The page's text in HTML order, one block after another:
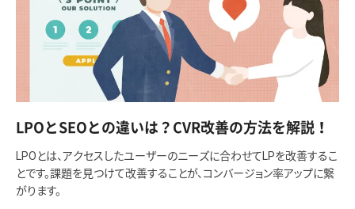
LPOとSEOとの違いは？CVR改善の方法を解説！
LPOとは、アクセスしたユーザーのニーズに合わせてLPを改善するこ
とです。課題を見つけて改善することが、コンバージョン率アップに繋
がります。